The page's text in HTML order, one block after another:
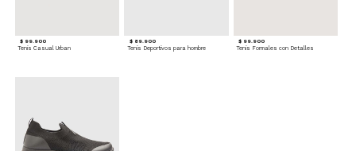
$ 99.900
Tenis Casual Urban
$ 89.900
Tenis Deportivos para hombre
$ 99.900
Tenis Formales con Detalles